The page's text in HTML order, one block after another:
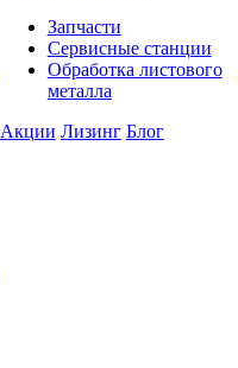
Запчасти
Сервисные станции
Обработка листового
металла
Акции Лизинг Блог